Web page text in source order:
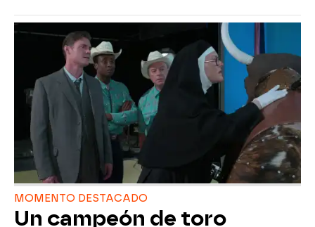
MOMENTO DESTACADO
Un campeón de toro